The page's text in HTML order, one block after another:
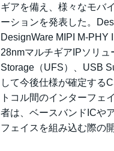
ギアを備え、様々なモバ
ーションを発表した。
DesignWare MIPI M-
28nmマルチギアIPソリ
Storage（UFS）、USB
して今後仕様が確定する
トコル間のインターフェ
者は、ベースバンドICや
フェイスを組み込む際の